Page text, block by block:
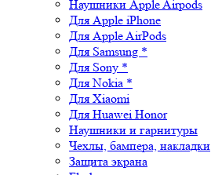
Наушники Apple Airpods
Для Apple iPhone
Для Apple AirPods
Для Samsung *
Для Sony *
Для Nokia *
Для Xiaomi
Для Huawei Honor
Наушники и гарнитуры
Чехлы, бампера, накладки
Защита экрана